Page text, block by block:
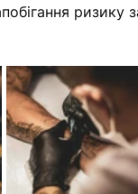
ризику